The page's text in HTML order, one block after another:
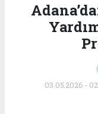
03.05.2026 -